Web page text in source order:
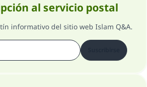
al servicio postal
informativo del sitio web Islam Q&A.